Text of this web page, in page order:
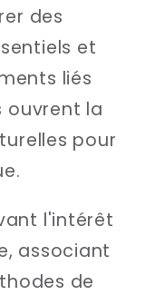
des
et
liés
ouvrent la
pour
l'intérêt
associant
de